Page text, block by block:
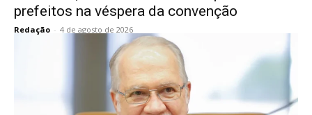
prefeitos na véspera da convenção
Redação - 4 de agosto de 2026